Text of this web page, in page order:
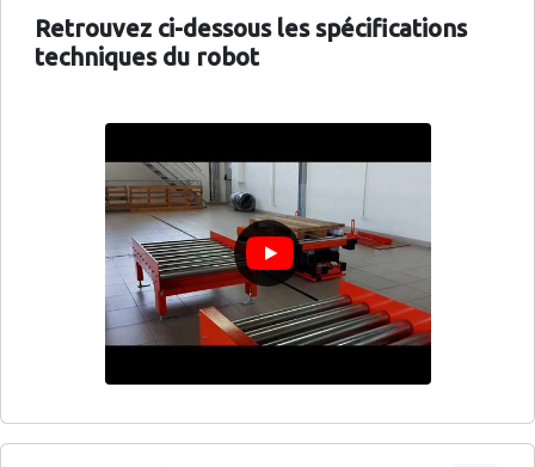
Retrouvez ci-dessous les spécifications
techniques du robot